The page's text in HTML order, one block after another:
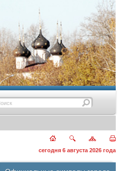
сегодня 6 августа 2026 года